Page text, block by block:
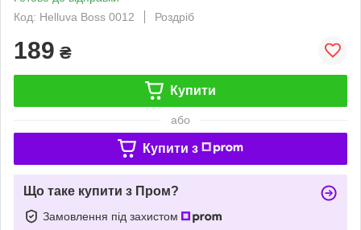
Код: Helluva Boss 0012
Роздріб
189 ₴
Купити
або
Купити з
Що таке купити з Пром?
Замовлення під захистом